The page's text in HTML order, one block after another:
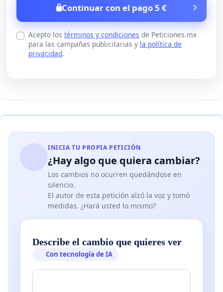
Continuar con el pago 5 €
Acepto los términos y condiciones de Peticiones.mx
para las campañas publicitarias y la política de
privacidad.
INICIA TU PROPIA PETICIÓN
¿Hay algo que quiera cambiar?
Los cambios no ocurren quedándose en
silencio.
El autor de esta petición alzó la voz y tomó
medidas. ¿Hará usted lo mismo?
Describe el cambio que quieres ver
Con tecnología de IA